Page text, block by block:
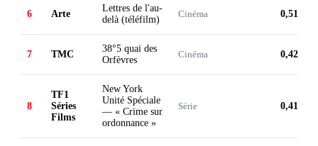
6 Arte
Lettres de l'au-
delà (téléfilm)
Cinéma 0,51 M
7 TMC
38°5 quai des
Orfèvres
Cinéma 0,42 M
8
TF1
Séries
Films
New York
Unité Spéciale
— « Crime sur
ordonnance »
Série 0,41 M